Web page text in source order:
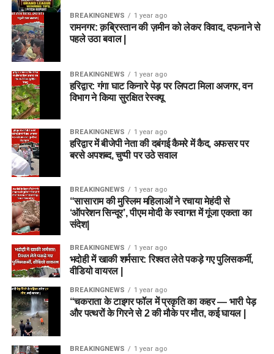
BREAKINGNEWS 1 year ago
रामनगर: क़ब्रिस्तान की ज़मीन को लेकर विवाद, दफनाने से
पहले उठा बवाल |
BREAKINGNEWS 1 year ago
हरिद्वार: गंगा घाट किनारे पेड़ पर लिपटा मिला अजगर, वन
विभाग ने किया सुरक्षित रेस्क्यू
BREAKINGNEWS 1 year ago
हरिद्वार में बीजेपी नेता की दबंगई कैमरे में कैद, अफसर पर
बरसे अपशब्द, चुप्पी पर उठे सवाल
BREAKINGNEWS 1 year ago
“सासाराम की मुस्लिम महिलाओं ने रचाया मेहंदी से
‘ऑपरेशन सिन्दूर’, पीएम मोदी के स्वागत में गूंजा एकता का
संदेश|
BREAKINGNEWS 1 year ago
भदोही में खाकी शर्मसार: रिश्वत लेते पकड़े गए पुलिसकर्मी,
वीडियो वायरल |
BREAKINGNEWS 1 year ago
“चकराता के टाइगर फॉल में प्रकृति का कहर — भारी पेड़
और पत्थरों के गिरने से 2 की मौके पर मौत, कई घायल |
BREAKINGNEWS 1 year ago